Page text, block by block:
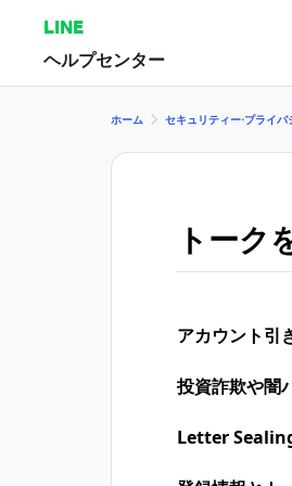
LINE
ヘルプセンター
ホーム セキュリティー⋅プライバ
トーク
アカウント引
投資詐欺や闇
Letter